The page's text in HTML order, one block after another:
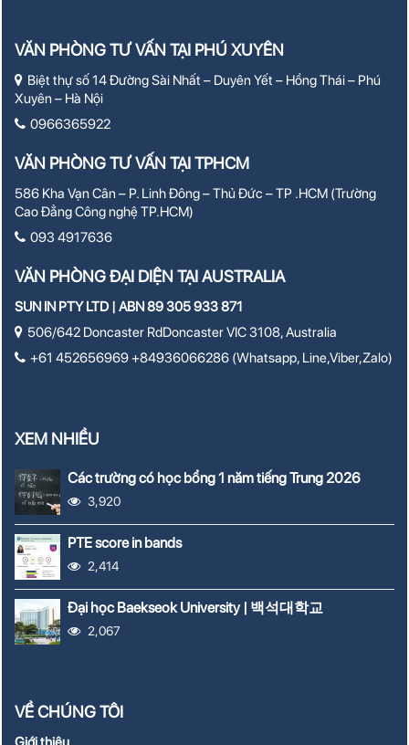
VĂN PHÒNG TƯ VẤN TẠI PHÚ XUYÊN
Biệt thự số 14 Đường Sài Nhất – Duyên Yết – Hồng Thái – Phú
Xuyên – Hà Nội
0966365922
VĂN PHÒNG TƯ VẤN TẠI TPHCM
586 Kha Vạn Cân – P. Linh Đông – Thủ Đức – TP .HCM (Trường
Cao Đẳng Công nghệ TP.HCM)
093 4917636
VĂN PHÒNG ĐẠI DIỆN TẠI AUSTRALIA
SUN IN PTY LTD | ABN 89 305 933 871
506/642 Doncaster RdDoncaster VIC 3108, Australia
+61 452656969 +84936066286 (Whatsapp, Line,Viber,Zalo)
XEM NHIỀU
Các trường có học bổng 1 năm tiếng Trung 2026
3,920
PTE score in bands
2,414
Đại học Baekseok University | 백석대학교
2,067
VỀ CHÚNG TÔI